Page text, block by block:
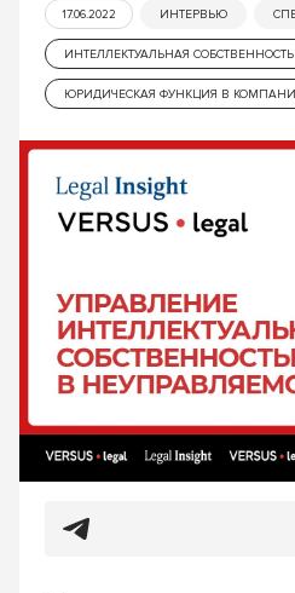
17.06.2022 ИНТЕРВЬЮ
ИНТЕЛЛЕКТУАЛЬНАЯ СОБСТВЕННОСТЬ
ЮРИДИЧЕСКАЯ ФУНКЦИЯ В